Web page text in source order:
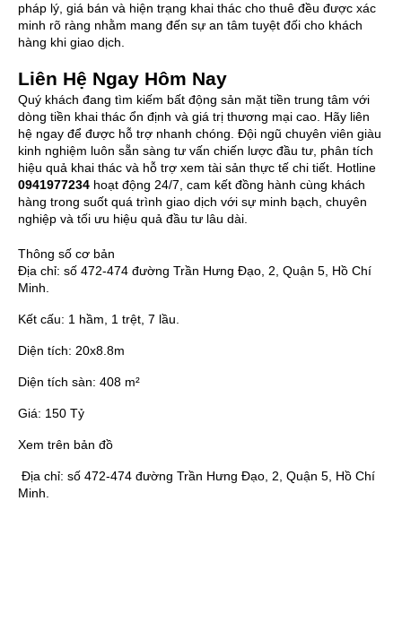
pháp lý, giá bán và hiện trạng khai thác cho thuê đều được xác
minh rõ ràng nhằm mang đến sự an tâm tuyệt đối cho khách
hàng khi giao dịch.
Liên Hệ Ngay Hôm Nay
Quý khách đang tìm kiếm bất động sản mặt tiền trung tâm với
dòng tiền khai thác ổn định và giá trị thương mại cao. Hãy liên
hệ ngay để được hỗ trợ nhanh chóng. Đội ngũ chuyên viên giàu
kinh nghiệm luôn sẵn sàng tư vấn chiến lược đầu tư, phân tích
hiệu quả khai thác và hỗ trợ xem tài sản thực tế chi tiết. Hotline
0941977234 hoạt động 24/7, cam kết đồng hành cùng khách
hàng trong suốt quá trình giao dịch với sự minh bạch, chuyên
nghiệp và tối ưu hiệu quả đầu tư lâu dài.
Thông số cơ bản
Địa chỉ: số 472-474 đường Trần Hưng Đạo, 2, Quận 5, Hồ Chí
Minh.
Kết cấu: 1 hầm, 1 trệt, 7 lầu.
Diện tích: 20x8.8m
Diện tích sàn: 408 m²
Giá: 150 Tỷ
Xem trên bản đồ
Địa chỉ: số 472-474 đường Trần Hưng Đạo, 2, Quận 5, Hồ Chí
Minh.